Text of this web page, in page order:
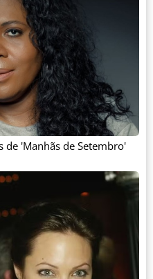
de 'Manhãs de Setembro'